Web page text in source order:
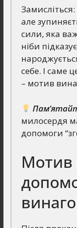
але
сили, яка
ніби
себе. І саме
– мотив
милосердя
допомоги
Мотив